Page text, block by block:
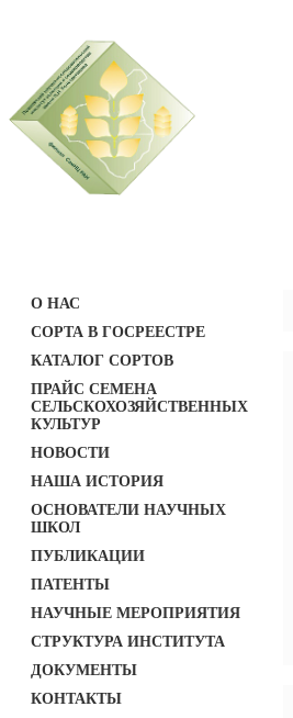
О НАС
СОРТА В ГОСРЕЕСТРЕ
КАТАЛОГ СОРТОВ
ПРАЙС СЕМЕНА
СЕЛЬСКОХОЗЯЙСТВЕННЫХ
КУЛЬТУР
НОВОСТИ
НАША ИСТОРИЯ
ОСНОВАТЕЛИ НАУЧНЫХ
ШКОЛ
ПУБЛИКАЦИИ
ПАТЕНТЫ
НАУЧНЫЕ МЕРОПРИЯТИЯ
СТРУКТУРА ИНСТИТУТА
ДОКУМЕНТЫ
КОНТАКТЫ